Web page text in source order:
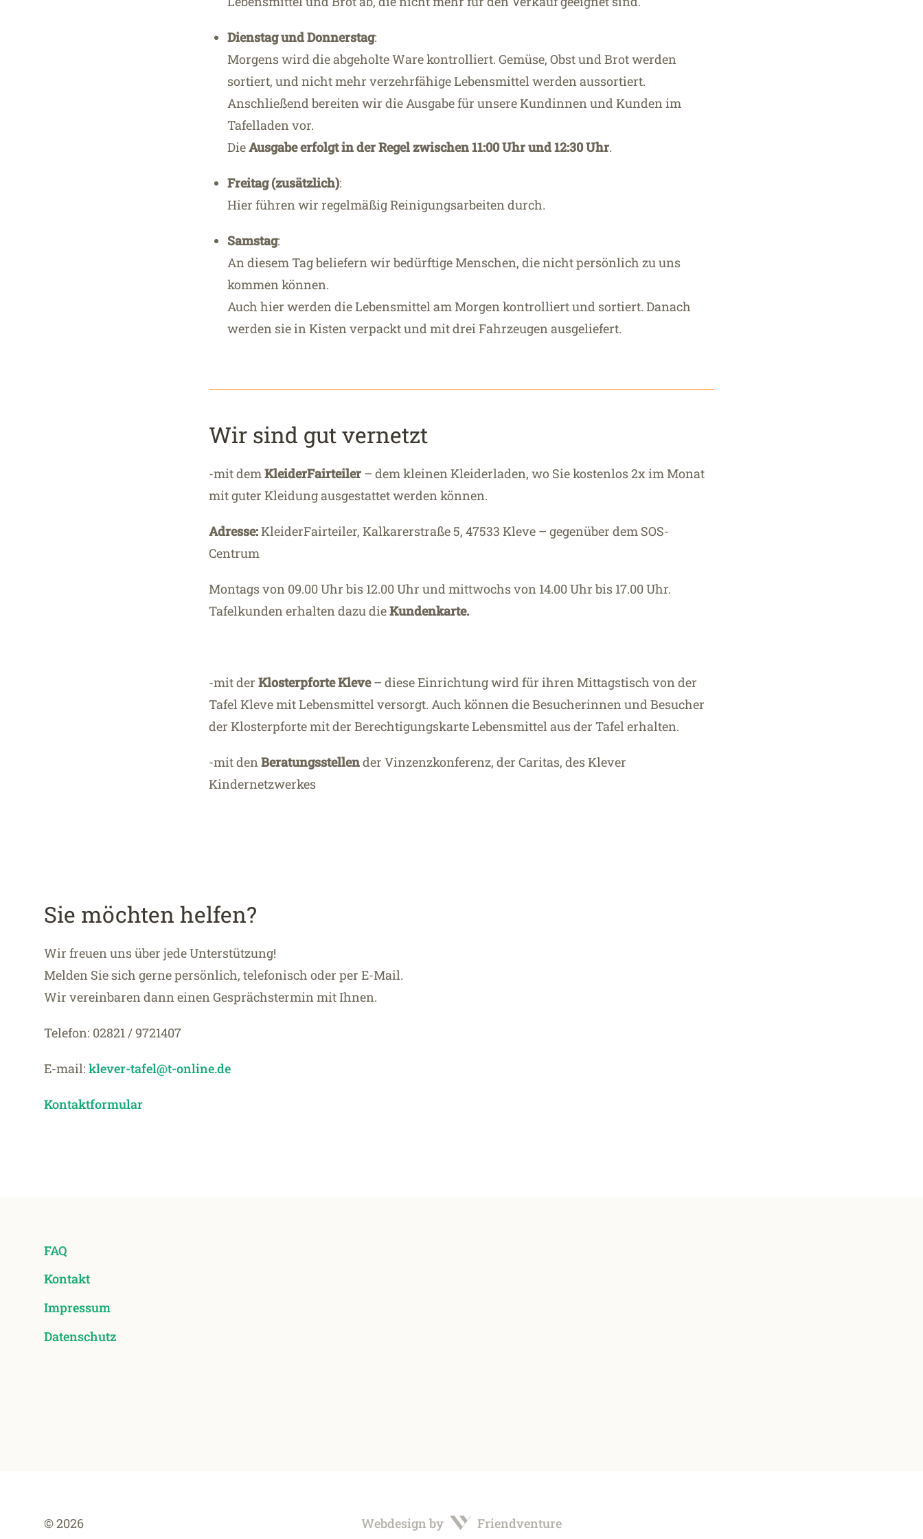
Dienstag und Donnerstag:
Morgens wird die abgeholte Ware kontrolliert. Gemüse, Obst und Brot werden
sortiert, und nicht mehr verzehrfähige Lebensmittel werden aussortiert.
Anschließend bereiten wir die Ausgabe für unsere Kundinnen und Kunden im
Tafelladen vor.
DieAusgabe erfolgt in der Regel zwischen 11:00 Uhr und 12:30 Uhr.
Freitag (zusätzlich):
Hier führen wir regelmäßig Reinigungsarbeiten durch.
Samstag:
An diesem Tag beliefern wir bedürftige Menschen, die nicht persönlich zu uns
kommen können.
Auch hier werden die Lebensmittel am Morgen kontrolliert und sortiert. Danach
werden sie in Kisten verpackt und mit drei Fahrzeugen ausgeliefert.
Wir sind gut vernetzt
-mit demKleiderFairteiler – dem kleinen Kleiderladen, wo Sie kostenlos 2x im Monat
mit guter Kleidung ausgestattet werden können.
Adresse:KleiderFairteiler, Kalkarerstraße 5, 47533 Kleve – gegenüber dem SOS-
Centrum
Montags von 09.00 Uhr bis 12.00 Uhr und mittwochs von 14.00 Uhr bis 17.00 Uhr.
Tafelkunden erhalten dazu dieKundenkarte.
-mit der Klosterpforte Kleve– diese Einrichtung wird für ihren Mittagstisch von der
Tafel Kleve mit Lebensmittel versorgt. Auch können die Besucherinnen und Besucher
der Klosterpforte mit der Berechtigungskarte Lebensmittel aus der Tafel erhalten.
-mit denBeratungsstellender Vinzenzkonferenz, der Caritas, des Klever
Kindernetzwerkes
Sie möchten helfen?
Wir freuen uns über jede Unterstützung!
Melden Sie sich gerne persönlich, telefonisch oder per E-Mail.
Wir vereinbaren dann einen Gesprächstermin mit Ihnen.
Telefon: 02821 / 9721407
E-mail: klever-tafel@t-online.de
Kontaktformular
FAQ
Kontakt
Impressum
Datenschutz
© 2026 Webdesign by Friendventure